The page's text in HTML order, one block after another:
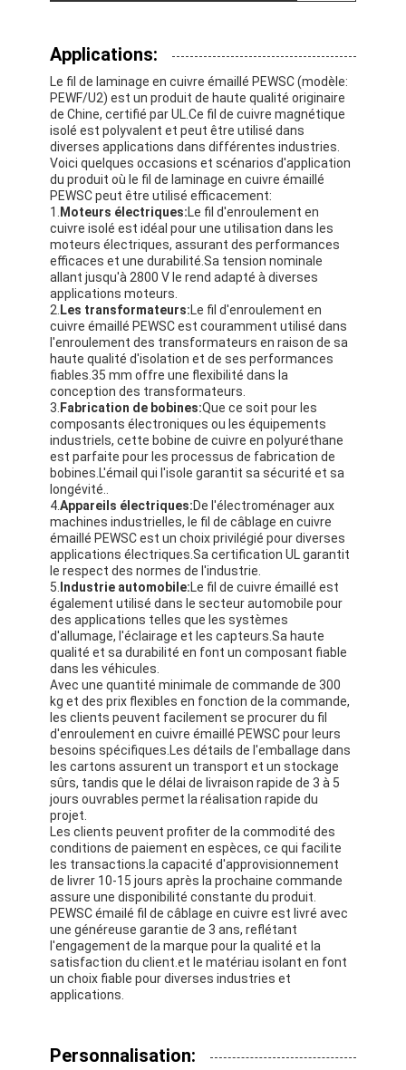
Applications:
Le fil de laminage en cuivre émaillé PEWSC (modèle:
PEWF/U2) est un produit de haute qualité originaire
de Chine, certifié par UL.Ce fil de cuivre magnétique
isolé est polyvalent et peut être utilisé dans
diverses applications dans différentes industries.
Voici quelques occasions et scénarios d'application
du produit où le fil de laminage en cuivre émaillé
PEWSC peut être utilisé efficacement:
1. Moteurs électriques:Le fil d'enroulement en
cuivre isolé est idéal pour une utilisation dans les
moteurs électriques, assurant des performances
efficaces et une durabilité.Sa tension nominale
allant jusqu'à 2800 V le rend adapté à diverses
applications moteurs.
2. Les transformateurs:Le fil d'enroulement en
cuivre émaillé PEWSC est couramment utilisé dans
l'enroulement des transformateurs en raison de sa
haute qualité d'isolation et de ses performances
fiables.35 mm offre une flexibilité dans la
conception des transformateurs.
3. Fabrication de bobines:Que ce soit pour les
composants électroniques ou les équipements
industriels, cette bobine de cuivre en polyuréthane
est parfaite pour les processus de fabrication de
bobines.L'émail qui l'isole garantit sa sécurité et sa
longévité..
4.Appareils électriques:De l'électroménager aux
machines industrielles, le fil de câblage en cuivre
émaillé PEWSC est un choix privilégié pour diverses
applications électriques.Sa certification UL garantit
le respect des normes de l'industrie.
5. Industrie automobile:Le fil de cuivre émaillé est
également utilisé dans le secteur automobile pour
des applications telles que les systèmes
d'allumage, l'éclairage et les capteurs.Sa haute
qualité et sa durabilité en font un composant fiable
dans les véhicules.
Avec une quantité minimale de commande de 300
kg et des prix flexibles en fonction de la commande,
les clients peuvent facilement se procurer du fil
d'enroulement en cuivre émaillé PEWSC pour leurs
besoins spécifiques.Les détails de l'emballage dans
les cartons assurent un transport et un stockage
sûrs, tandis que le délai de livraison rapide de 3 à 5
jours ouvrables permet la réalisation rapide du
projet.
Les clients peuvent profiter de la commodité des
conditions de paiement en espèces, ce qui facilite
les transactions.la capacité d'approvisionnement
de livrer 10-15 jours après la prochaine commande
assure une disponibilité constante du produit.
PEWSC émailé fil de câblage en cuivre est livré avec
une généreuse garantie de 3 ans, reflétant
l'engagement de la marque pour la qualité et la
satisfaction du client.et le matériau isolant en font
un choix fiable pour diverses industries et
applications.
Personnalisation: